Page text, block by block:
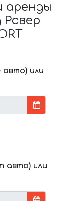
аренды
авто) или
авто) или